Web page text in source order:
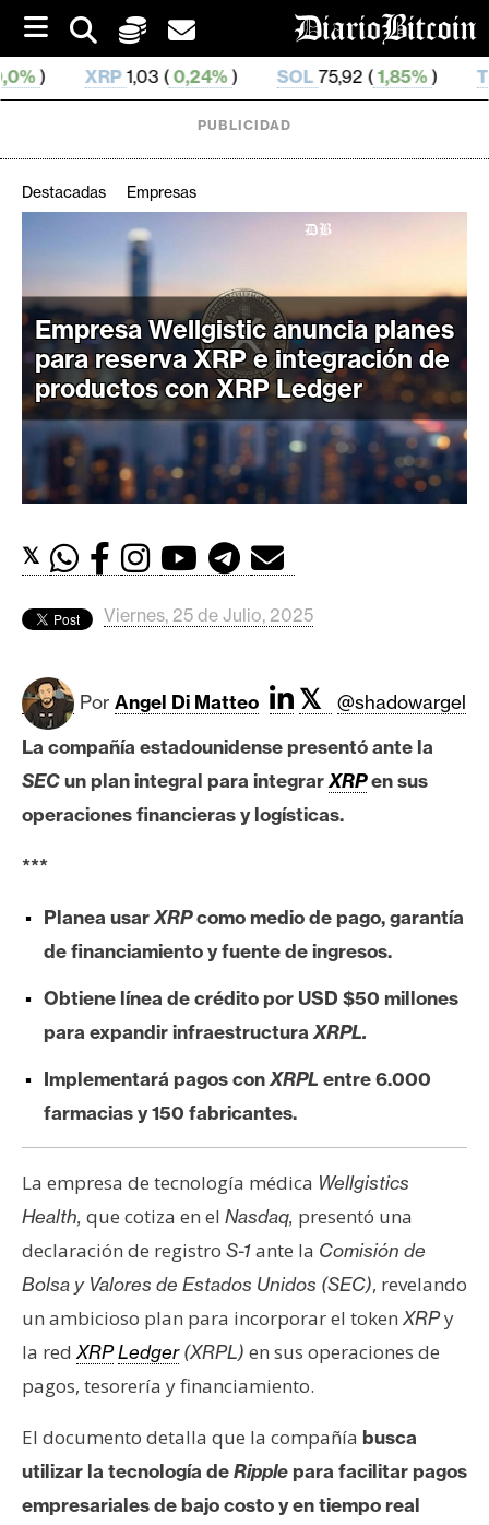
i
p
t
o
( 0,24%) SOL75,92 ( 1,85%) TRX0,329 995 (
r
i
p
t
o
M
e
c
d
o
s
i
c
o
i
E
t
e
r
u
m
I
A
A
n
á
l
i
s
PUBLICIDAD
Destacadas Empresas
Empresa Wellgistic anuncia planes
para reserva XRP e integración de
productos con XRP Ledger
𝕏
Viernes, 25 de Julio, 2025
Por Angel Di Matteo 𝕏
@shadowargel
La compañía estadounidense presentó ante la
SECun plan integral para integrarXRPen sus
operaciones financieras y logísticas.
***
Planea usarXRPcomo medio de pago, garantía
de financiamiento y fuente de ingresos.
Obtiene línea de crédito por USD $50 millones
para expandir infraestructuraXRPL.
Implementará pagos conXRPL entre 6.000
farmacias y 150 fabricantes.
La empresa de tecnología médica Wellgistics
Health, que cotiza en el Nasdaq, presentó una
declaración de registro S-1ante la Comisión de
Bolsa y Valores de Estados Unidos (SEC), revelando
un ambicioso plan para incorporar el token XRPy
la redXRPLedger(XRPL) en sus operaciones de
pagos, tesorería y financiamiento.
El documento detalla que la compañía busca
utilizar la tecnología deRipplepara facilitar pagos
empresariales de bajo costo y en tiempo real